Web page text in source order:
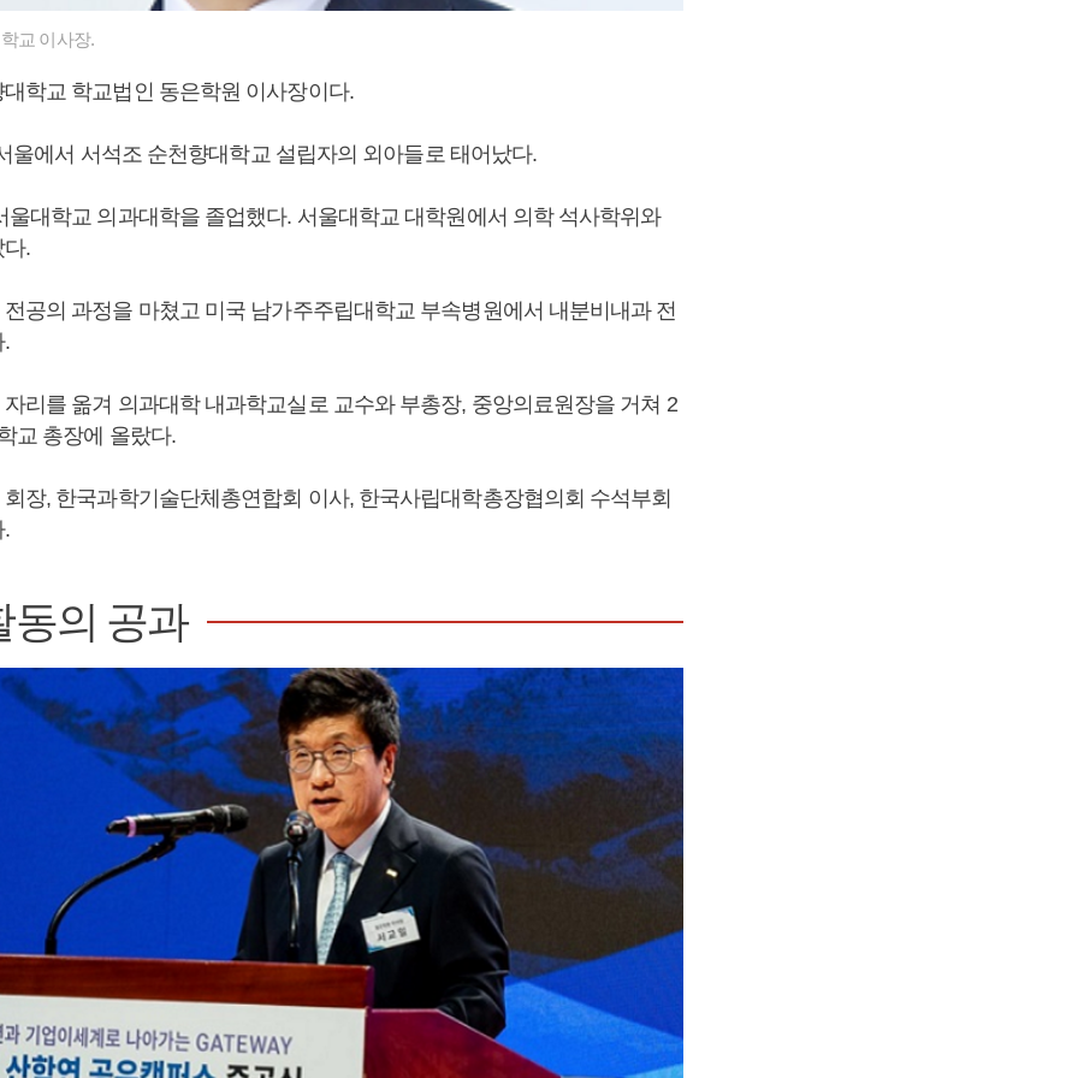
교 이사장.
학교 학교법인 동은학원 이사장이다.
울에서 서석조 순천향대학교 설립자의 외아들로 태어났다.
울대학교 의과대학을 졸업했다. 서울대학교 대학원에서 의학 석사학위와
.
공의 과정을 마쳤고 미국 남가주주립대학교 부속병원에서 내분비내과 전
.
리를 옮겨 의과대학 내과학교실로 교수와 부총장, 중앙의료원장을 거쳐 2
교 총장에 올랐다.
장, 한국과학기술단체총연합회 이사, 한국사립대학총장협의회 수석부회
.
동의 공과